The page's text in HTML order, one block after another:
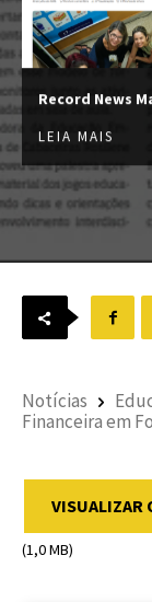
Record News
LEIA MAIS
Notícias
Financeira em
VISUALIZAR
(1,0 MB)